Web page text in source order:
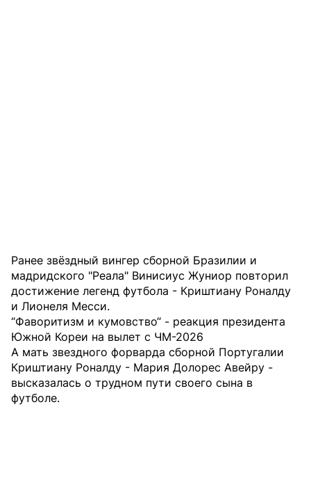
Ранее звёздный вингер сборной Бразилии и
мадридского "Реала" Винисиус Жуниор повторил
достижение легенд футбола - Криштиану Роналду
и Лионеля Месси.
“Фаворитизм и кумовство“ - реакция президента
Южной Кореи на вылет с ЧМ-2026
А мать звездного форварда сборной Португалии
Криштиану Роналду - Мария Долорес Авейру -
высказалась о трудном пути своего сына в
футболе.